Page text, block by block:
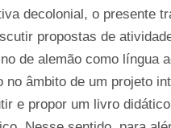
decolonial, o presente
propostas de
de alemão como língua
e propor um livro